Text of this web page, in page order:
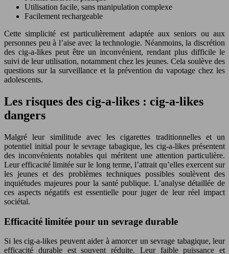
Utilisation facile, sans manipulation complexe
Facilement rechargeable
Cette simplicité est particulièrement adaptée aux seniors ou aux
personnes peu à l’aise avec la technologie. Néanmoins, la discrétion
des cig-a-likes peut être un inconvénient, rendant plus difficile le
suivi de leur utilisation, notamment chez les jeunes. Cela soulève des
questions sur la surveillance et la prévention du vapotage chez les
adolescents.
Les risques des cig-a-likes : cig-a-likes
dangers
Malgré leur similitude avec les cigarettes traditionnelles et un
potentiel initial pour le sevrage tabagique, les cig-a-likes présentent
des inconvénients notables qui méritent une attention particulière.
Leur efficacité limitée sur le long terme, l’attrait qu’elles exercent sur
les jeunes et des problèmes techniques possibles soulèvent des
inquiétudes majeures pour la santé publique. L’analyse détaillée de
ces aspects négatifs est essentielle pour juger de leur réel impact
sociétal.
Efficacité limitée pour un sevrage durable
Si les cig-a-likes peuvent aider à amorcer un sevrage tabagique, leur
efficacité durable est souvent réduite. Leur faible puissance et